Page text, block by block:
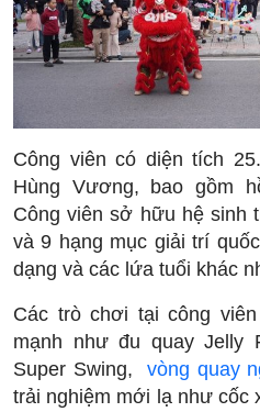
Công viên có diện tích
Hùng Vương, bao gồm
Công viên sở hữu hệ sinh
và 9 hạng mục giải trí
dạng và các lứa tuổi khác
Các trò chơi tại công
mạnh như đu quay Jelly
Super Swing, vòng quay
trải nghiệm mới lạ như cốc